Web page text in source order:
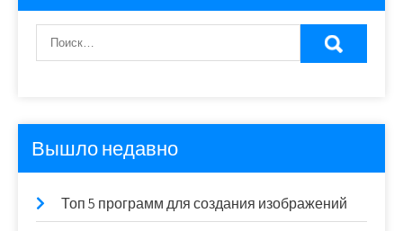
Вышло недавно
Топ 5 программ для создания изображений